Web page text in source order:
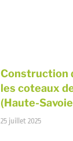
Construction
les coteaux
(Haute-
25 juillet 2025